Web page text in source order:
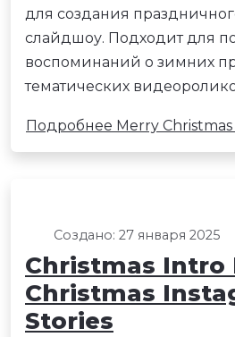
для создания
слайдшоу. Подходит для
воспоминаний о зимних
тематических
Подробнее Merry
Создано: 27 января 2025
Christmas Intro
Christmas
Stories